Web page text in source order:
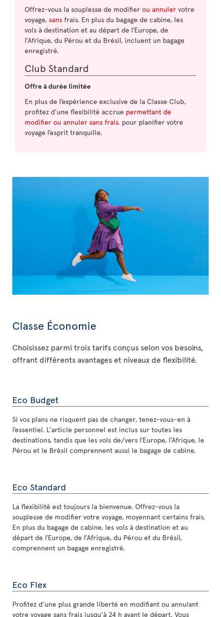
Offrez-vous la souplesse de modifier ou annuler votre
voyage, sans frais. En plus du bagage de cabine, les
vols à destination et au départ de l’Europe, de
l’Afrique, du Pérou et du Brésil, incluent un bagage
enregistré.
Club Standard
Offre à durée limitée
En plus de l’expérience exclusive de la Classe Club,
profitez d’une flexibilité accrue permettant de
modifier ou annuler sans frais. pour planifier votre
voyage l’esprit tranquille.
Classe Économie
Choisissez parmi trois tarifs conçus selon vos besoins,
offrant différents avantages et niveaux de flexibilité.
Eco Budget
Si vos plans ne risquent pas de changer, tenez-vous-en à
l’essentiel. L’article personnel est inclus sur toutes les
destinations, tandis que les vols de/vers l’Europe, l’Afrique, le
Pérou et le Brésil comprennent aussi le bagage de cabine.
Eco Standard
La flexibilité est toujours la bienvenue. Offrez-vous la
souplesse de modifier votre voyage, moyennant certains frais.
En plus du bagage de cabine, les vols à destination et au
départ de l’Europe, de l’Afrique, du Pérou et du Brésil,
comprennent un bagage enregistré.
Eco Flex
Profitez d’une plus grande liberté en modifiant ou annulant
votre voyage sans frais jusqu’à 24 h avant le départ. Vous